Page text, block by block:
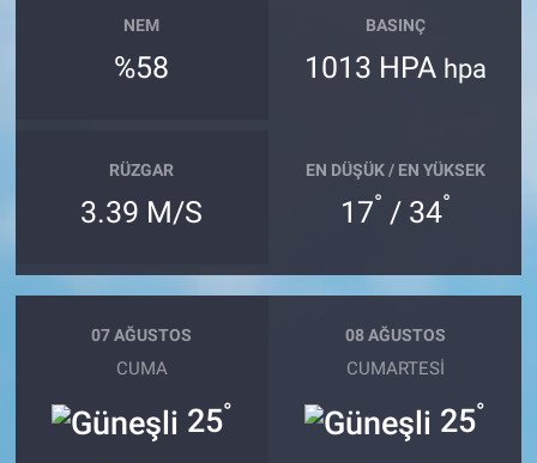
NEM
%58
BASINÇ
1013 HPA hpa
RÜZGAR
3.39 M/S
EN DÜŞÜK / EN YÜKSEK
17° / 34°
07 AĞUSTOS
CUMA
25°
08 AĞUSTOS
CUMARTESI
25°